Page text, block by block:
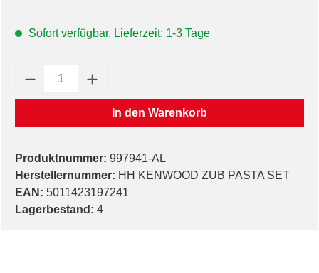
Sofort verfügbar, Lieferzeit: 1-3 Tage
Produkt Anzahl: Gib den gewünschten
In den Warenkorb
Produktnummer: 997941-AL
Herstellernummer: HH KENWOOD ZUB PASTA SET
EAN: 5011423197241
Lagerbestand: 4